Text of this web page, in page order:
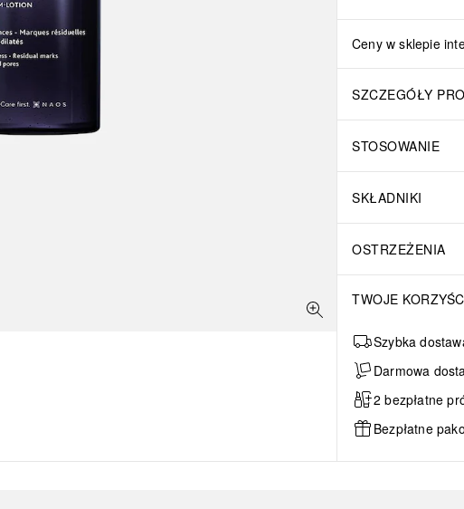
Ceny w sklepie
SZCZEGÓŁY
STOSOWANIE
SKŁADNIKI
OSTRZEŻENIA
TWOJE
Szybka
Darmowa
2 bezpłatne
Bezpłatne